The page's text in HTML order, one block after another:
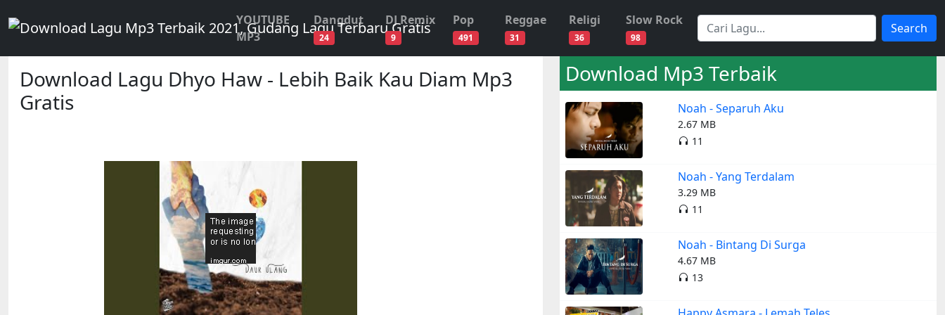
YOUTUBE
MP3
Dangdut
24
DJ Remix
9
Pop
491
Reggae
31
Religi
36
Slow Rock
98
Search
Download Lagu Dhyo Haw - Lebih Baik Kau Diam Mp3
Gratis
Download Mp3 Terbaik
Noah - Separuh Aku
2.67 MB
11
Noah - Yang Terdalam
3.29 MB
11
Noah - Bintang Di Surga
4.67 MB
13